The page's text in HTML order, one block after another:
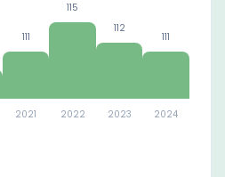
111
2021
115
2022
112
2023
111
2024